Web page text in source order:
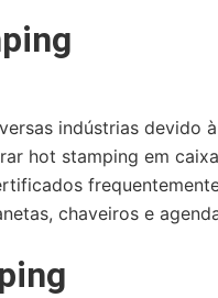
indústrias devido
hot stamping em
chaveiros e